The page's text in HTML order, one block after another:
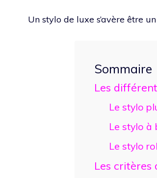
Un stylo de luxe s’avère être
Sommaire
Les
Le stylo
Le stylo à
Le stylo
Les critères